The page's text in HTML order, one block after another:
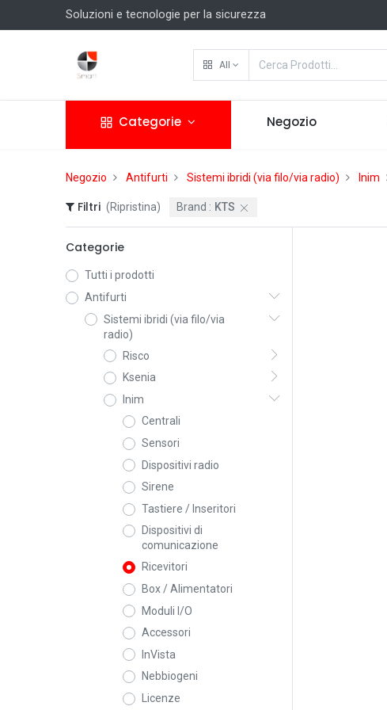
Soluzioni e tecnologie per la sicurezza
All
Categorie Negozio
Negozio Antifurti Sistemi ibridi (via filo/via radio) Inim
Filtri (Ripristina) Brand : KTS
Categorie
Tutti i prodotti
Antifurti
Sistemi ibridi (via filo/via
radio)
Risco
Ksenia
Inim
Centrali
Sensori
Dispositivi radio
Sirene
Tastiere / Inseritori
Dispositivi di
comunicazione
Ricevitori
Box / Alimentatori
Moduli I/O
Accessori
InVista
Nebbiogeni
Licenze